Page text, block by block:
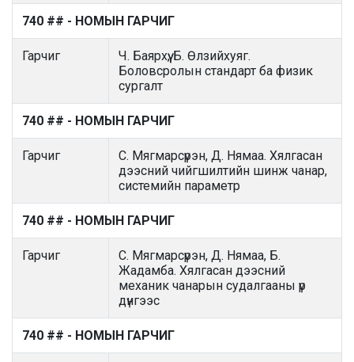
740 ## - НОМЫН ГАРЧИГ
Гарчиг
Ч. Баярхүү, Б. Өлзийхуяг.
Боловсролын стандарт ба физик
сургалт
740 ## - НОМЫН ГАРЧИГ
Гарчиг
С. Мягмарсүрэн, Д. Нямаа. Хялгасан
дээсний чийгшилтийн шинж чанар,
системийн параметр
740 ## - НОМЫН ГАРЧИГ
Гарчиг
С. Мягмарсүрэн, Д. Нямаа, Б.
Жадамба. Хялгасан дээсний
механик чанарын судалгааны үр
дүнгээс
740 ## - НОМЫН ГАРЧИГ